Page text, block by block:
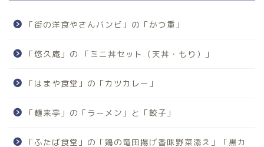
「街の洋食やさんバンビ」の「かつ重」
「悠久庵」の 「ミニ丼セット（天丼・もり）」
「はまや食堂」の「カツカレー」
「麺来亭」の「ラーメン」と「餃子」
「ふたば食堂」の「鶏の竜田揚げ香味野菜添え」「黒カ